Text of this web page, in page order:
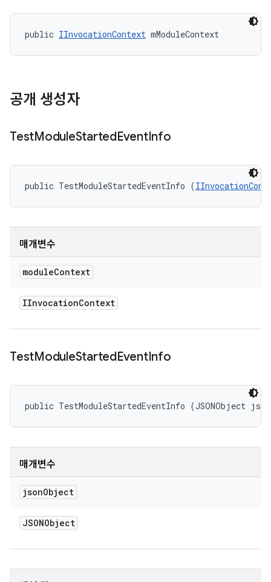
public IInvocationContext mModuleContext
공개 생성자
TestModuleStartedEventInfo
public TestModuleStartedEventInfo (
매개변수
moduleContext
IInvocationContext
TestModuleStartedEventInfo
public TestModuleStartedEventInfo (JSONObject
매개변수
jsonObject
JSONObject